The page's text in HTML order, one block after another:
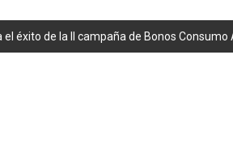
éxito de la II campaña de Bonos